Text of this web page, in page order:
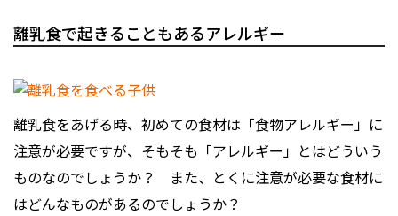
離乳食で起きることもあるアレルギー
離乳食をあげる時、初めての食材は「食物アレルギー」に
注意が必要ですが、そもそも「アレルギー」とはどういう
ものなのでしょうか？ また、とくに注意が必要な食材に
はどんなものがあるのでしょうか？